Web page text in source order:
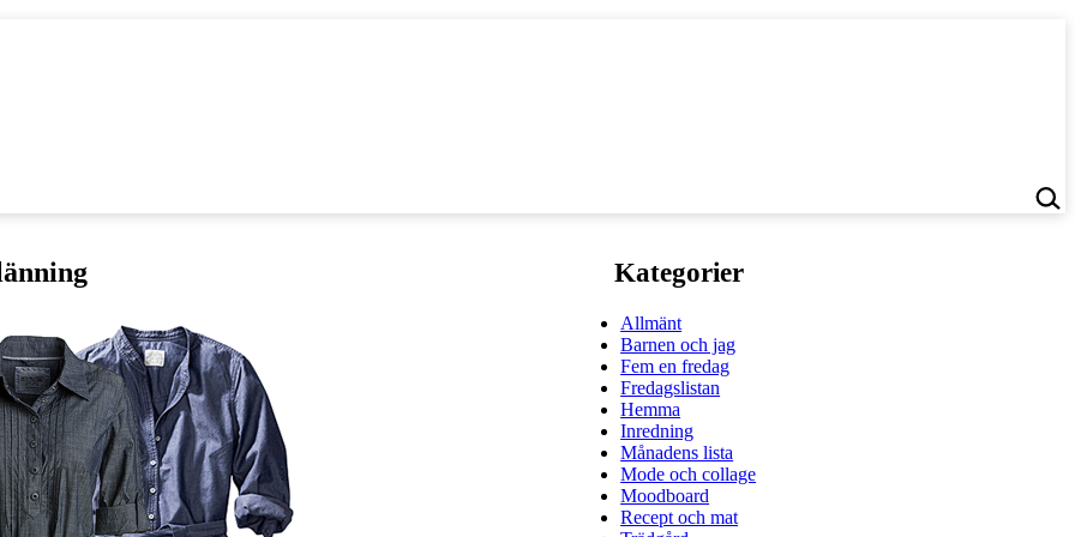
Kategorier
Allmänt
Barnen och jag
Fem en fredag
Fredagslistan
Hemma
Inredning
Månadens lista
Mode och collage
Moodboard
Recept och mat